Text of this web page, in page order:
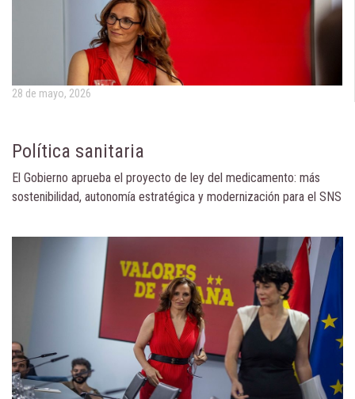
28 de mayo, 2026
Política sanitaria
El Gobierno aprueba el proyecto de ley del medicamento: más
sostenibilidad, autonomía estratégica y modernización para el SNS